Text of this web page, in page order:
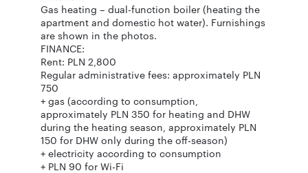
Gas heating – dual-function boiler (heating the
apartment and domestic hot water). Furnishings
are shown in the photos.
FINANCE:
Rent: PLN 2,800
Regular administrative fees: approximately PLN
750
+ gas (according to consumption,
approximately PLN 350 for heating and DHW
during the heating season, approximately PLN
150 for DHW only during the off-season)
+ electricity according to consumption
+ PLN 90 for Wi-Fi